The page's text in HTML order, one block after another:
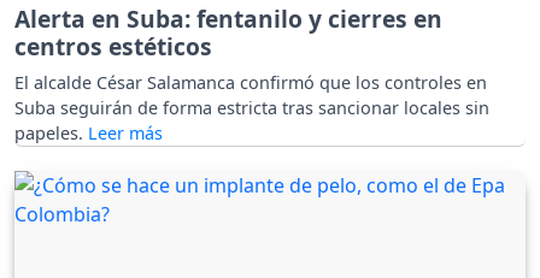
Alerta en Suba: fentanilo y cierres en
centros estéticos
El alcalde César Salamanca confirmó que los controles en
Suba seguirán de forma estricta tras sancionar locales sin
papeles.